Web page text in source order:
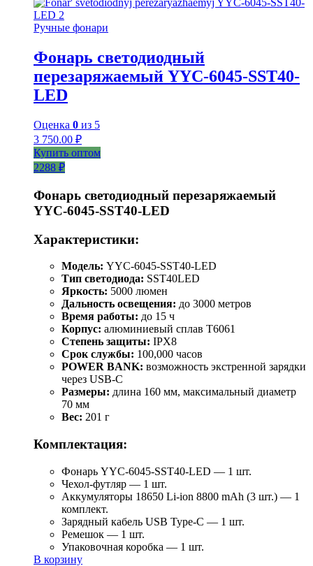
Ручные фонари
Фонарь светодиодный
перезаряжаемый YYC-6045-SST40-
LED
Оценка 0 из 5
3 750.00 ₽
Купить оптом
2288 ₽
Фонарь светодиодный перезаряжаемый
YYC-6045-SST40-LED
Характеристики:
Модель: YYC-6045-SST40-LED
Тип светодиода: SST40LED
Яркость: 5000 люмен
Дальность освещения: до 3000 метров
Время работы: до 15 ч
Корпус: алюминиевый сплав T6061
Степень защиты: IPX8
Срок службы: 100,000 часов
POWER BANK: возможность экстренной зарядки
через USB-C
Размеры: длина 160 мм, максимальный диаметр
70 мм
Вес: 201 г
Комплектация:
Фонарь YYC-6045-SST40-LED — 1 шт.
Чехол-футляр — 1 шт.
Аккумуляторы 18650 Li-ion 8800 mAh (3 шт.) — 1
комплект.
Зарядный кабель USB Type-C — 1 шт.
Ремешок — 1 шт.
Упаковочная коробка — 1 шт.
В корзину